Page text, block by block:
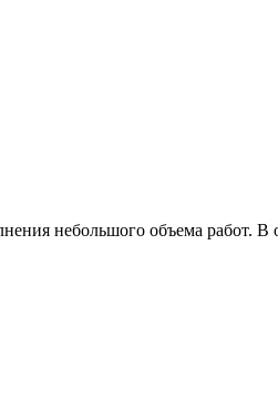
небольшого объема работ.